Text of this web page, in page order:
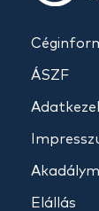
ÁSZF
Elállás